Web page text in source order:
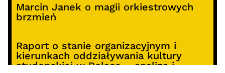
Marcin Janek o magii orkiestrowych
brzmień
Raport o stanie organizacyjnym i
kierunkach oddziaływania kultury
studenckiej w Polsce – analiza i